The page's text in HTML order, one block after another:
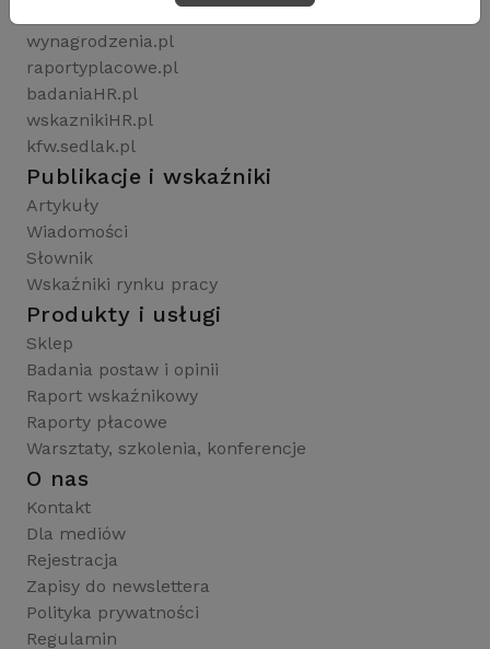
wynagrodzenia.pl
raportyplacowe.pl
badaniaHR.pl
wskaznikiHR.pl
kfw.sedlak.pl
Publikacje i wskaźniki
Artykuły
Wiadomości
Słownik
Wskaźniki rynku pracy
Produkty i usługi
Sklep
Badania postaw i opinii
Raport wskaźnikowy
Raporty płacowe
Warsztaty, szkolenia, konferencje
O nas
Kontakt
Dla mediów
Rejestracja
Zapisy do newslettera
Polityka prywatności
Regulamin